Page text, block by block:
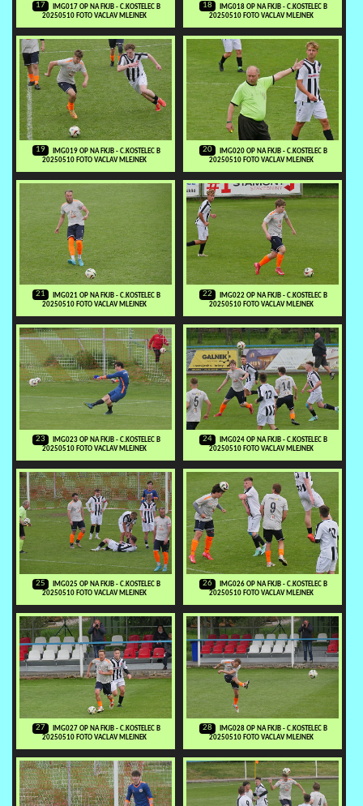
17
IMG017 OP NA FKJB - C.KOSTELEC B
20250510 FOTO VACLAV MLEJNEK
18
IMG018 OP NA FKJB - C.KOSTELEC B
20250510 FOTO VACLAV MLEJNEK
19
IMG019 OP NA FKJB - C.KOSTELEC B
20250510 FOTO VACLAV MLEJNEK
20
IMG020 OP NA FKJB - C.KOSTELEC B
20250510 FOTO VACLAV MLEJNEK
21
IMG021 OP NA FKJB - C.KOSTELEC B
20250510 FOTO VACLAV MLEJNEK
22
IMG022 OP NA FKJB - C.KOSTELEC B
20250510 FOTO VACLAV MLEJNEK
23
IMG023 OP NA FKJB - C.KOSTELEC B
20250510 FOTO VACLAV MLEJNEK
24
IMG024 OP NA FKJB - C.KOSTELEC B
20250510 FOTO VACLAV MLEJNEK
25
IMG025 OP NA FKJB - C.KOSTELEC B
20250510 FOTO VACLAV MLEJNEK
26
IMG026 OP NA FKJB - C.KOSTELEC B
20250510 FOTO VACLAV MLEJNEK
27
IMG027 OP NA FKJB - C.KOSTELEC B
20250510 FOTO VACLAV MLEJNEK
28
IMG028 OP NA FKJB - C.KOSTELEC B
20250510 FOTO VACLAV MLEJNEK